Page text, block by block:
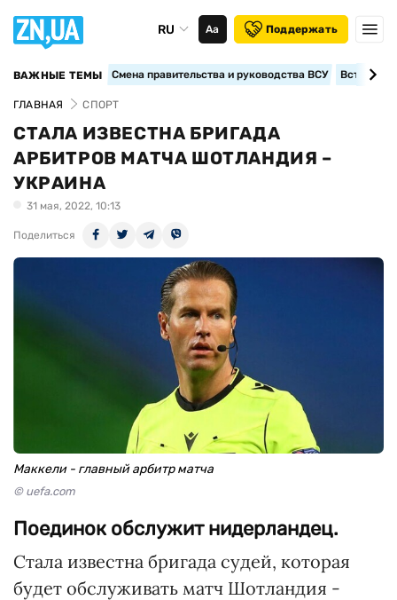
RU Аа Поддержать
ВАЖНЫЕ ТЕМЫ Смена правительства и руководства ВСУ
ГЛАВНАЯ СПОРТ
СТАЛА ИЗВЕСТНА БРИГАДА
АРБИТРОВ МАТЧА ШОТЛАНДИЯ –
УКРАИНА
31 мая, 2022, 10:13
Поделиться
Маккели - главный арбитр матча
© uefa.com
Поединок обслужит нидерландец.
Стала известна бригада судей, которая
будет обслуживать матч Шотландия -